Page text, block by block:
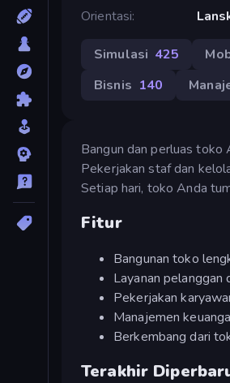
Orientasi
Simulasi 425
Bisnis 140
Bangun dan perluas toko
Pekerjakan staf dan
Setiap hari, toko Anda
Fitur
Bangunan toko
Layanan pelanggan
Pekerjakan
Manajemen
Berkembang dari
Terakhir